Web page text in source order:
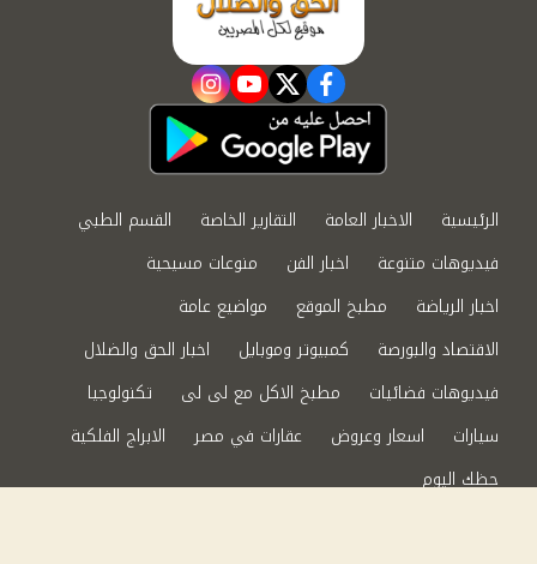
facebook
twitter
youtube
instagram
الرئيسية الاخبار العامة التقارير الخاصة
القسم الطبي
فيديوهات متنوعة
اخبار الفن
منوعات مسيحية
اخبار الرياضة
مطبخ الموقع
مواضيع عامة
الاقتصاد والبورصة
كمبيوتر وموبايل
اخبار الحق والضلال
فيديوهات فضائيات
مطبخ الاكل مع لى لى
تكنولوجيا
سيارات
اسعار وعروض عقارات في مصر
الابراج الفلكية
حظك اليوم